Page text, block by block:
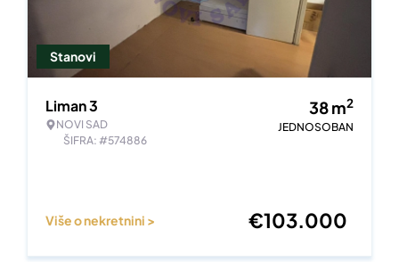
Stanovi
Liman 3
NOVI SAD
ŠIFRA: #574886
38m2
JEDNOSOBAN
Više o nekretnini > €103.000